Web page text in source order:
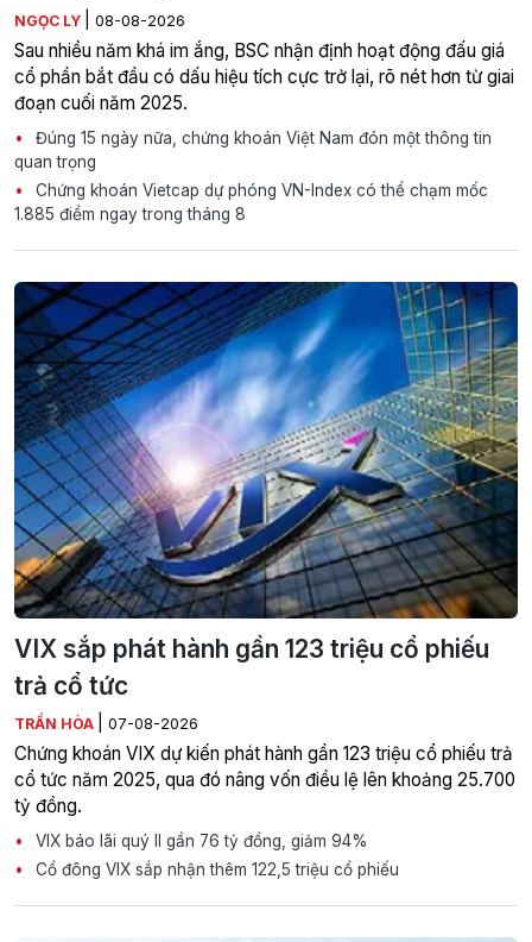
NGỌC LY 08-08-2026
Sau nhiều năm khá im ắng, BSC nhận định hoạt động đấu giá
cổ phần bắt đầu có dấu hiệu tích cực trở lại, rõ nét hơn từ giai
đoạn cuối năm 2025.
Đúng 15 ngày nữa, chứng khoán Việt Nam đón một thông tin
quan trọng
Chứng khoán Vietcap dự phóng VN-Index có thể chạm mốc
1.885 điểm ngay trong tháng 8
VIX sắp phát hành gần 123 triệu cổ phiếu
trả cổ tức
TRẦN HÒA 07-08-2026
Chứng khoán VIX dự kiến phát hành gần 123 triệu cổ phiếu trả
cổ tức năm 2025, qua đó nâng vốn điều lệ lên khoảng 25.700
tỷ đồng.
VIX báo lãi quý II gần 76 tỷ đồng, giảm 94%
Cổ đông VIX sắp nhận thêm 122,5 triệu cổ phiếu